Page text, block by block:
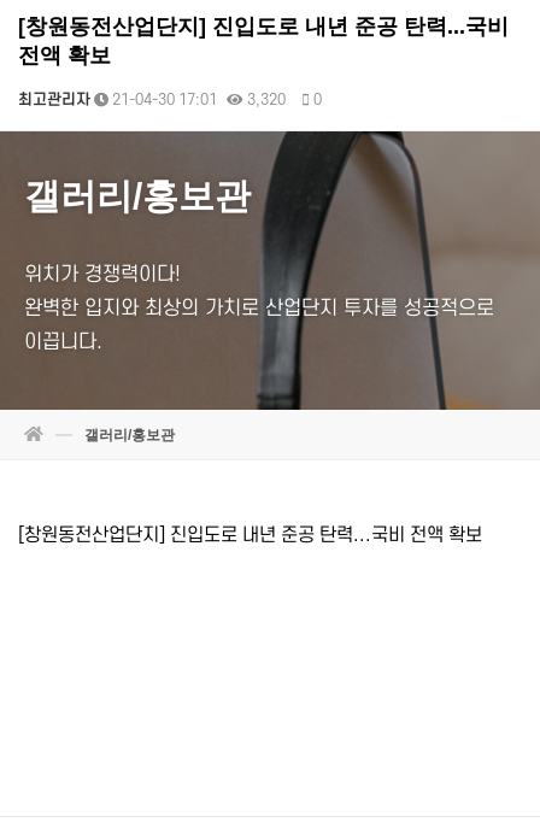
갤러리/홍보관
위치가 경쟁력이다!
완벽한 입지와 최상의 가치로 산업단지 투자를 성공적으로
이끕니다.
갤러리/홍보관
[창원동전산업단지] 진입도로 내년 준공 탄력...국비
전액 확보
최고관리자 21-04-30 17:01 3,320 0
[창원동전산업단지] 진입도로 내년 준공 탄력...국비 전액 확보